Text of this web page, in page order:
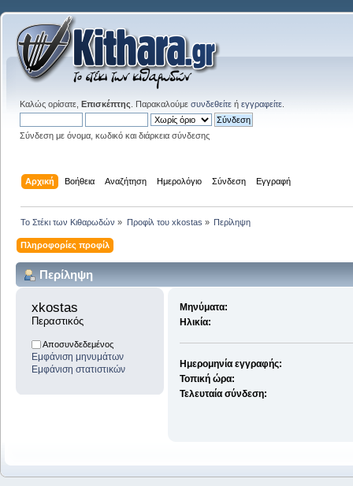
Καλώς ορίσατε, Επισκέπτης . Παρακαλούμε συνδεθείτε ή εγγραφείτε
Σύνδεση με όνομα, κωδικό και διάρκεια σύνδεσης
Αρχική Βοήθεια Αναζήτηση Ημερολόγιο Σύνδεση Εγγραφή
Το Στέκι των Κιθαρωδών » Προφίλ του xkostas » Περίληψη
Πληροφορίες προφίλ
Περίληψη
xkostas
Περαστικός
Αποσυνδεδεμένος
Εμφάνιση μηνυμάτων
Εμφάνιση στατιστικών
Μηνύματα:
Ηλικία:
Ημερομηνία εγγραφής:
Τοπική ώρα:
Τελευταία σύνδεση: